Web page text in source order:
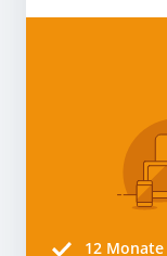
12 Monate